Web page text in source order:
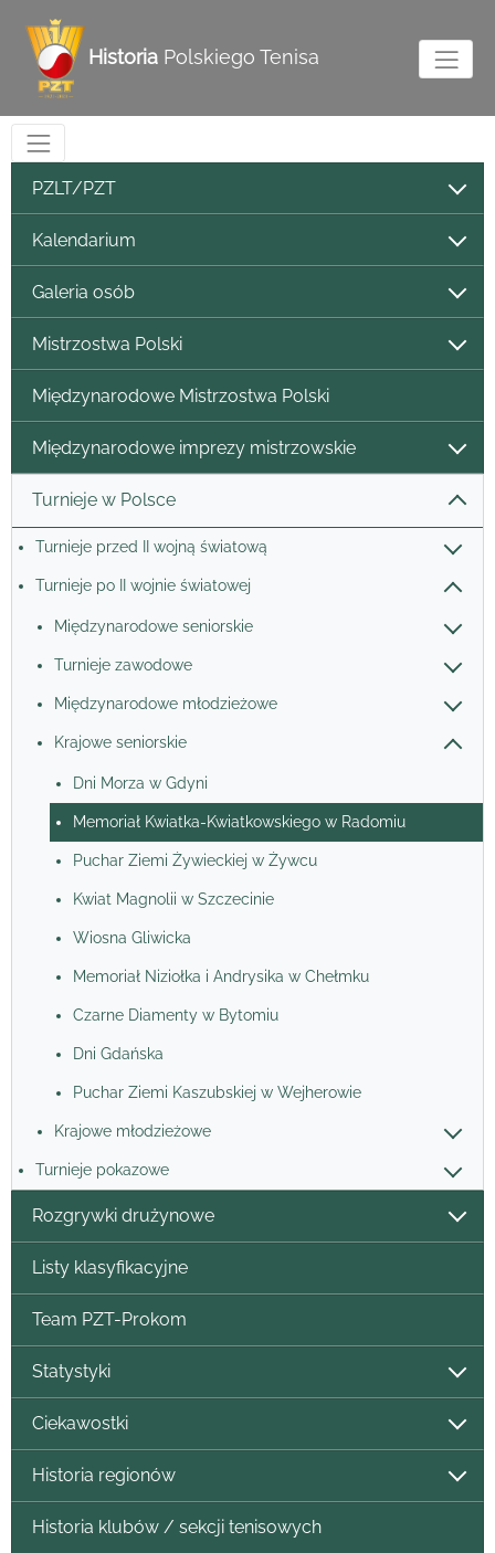
Historia Polskiego Tenisa
PZLT/PZT
Kalendarium
Galeria osób
Mistrzostwa Polski
Międzynarodowe Mistrzostwa Polski
Międzynarodowe imprezy mistrzowskie
Turnieje w Polsce
Turnieje przed II wojną światową
Turnieje po II wojnie światowej
Międzynarodowe seniorskie
Turnieje zawodowe
Międzynarodowe młodzieżowe
Krajowe seniorskie
Dni Morza w Gdyni
Memoriał Kwiatka-Kwiatkowskiego w Radomiu
Puchar Ziemi Żywieckiej w Żywcu
Kwiat Magnolii w Szczecinie
Wiosna Gliwicka
Memoriał Niziołka i Andrysika w Chełmku
Czarne Diamenty w Bytomiu
Dni Gdańska
Puchar Ziemi Kaszubskiej w Wejherowie
Krajowe młodzieżowe
Turnieje pokazowe
Rozgrywki drużynowe
Listy klasyfikacyjne
Team PZT-Prokom
Statystyki
Ciekawostki
Historia regionów
Historia klubów / sekcji tenisowych